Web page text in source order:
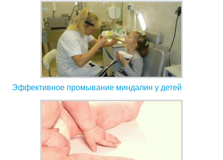
Эффективное промывание миндалин у детей